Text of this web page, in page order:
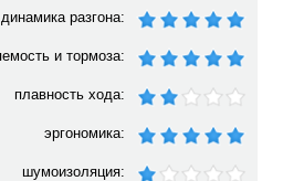
динамика разгона:
и тормоза:
плавность хода:
эргономика:
шумоизоляция: